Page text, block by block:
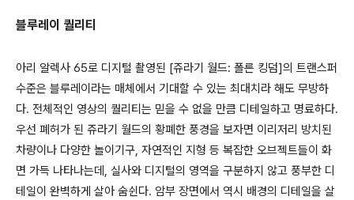
블루레이 퀄리티
아리 알렉사 65로 디지털 촬영된 [쥬라기 월드: 폴른 킹덤]의 트랜스퍼
수준은 블루레이라는 매체에서 기대할 수 있는 최대치라 해도 무방하
다. 전체적인 영상의 퀄리티는 믿을 수 없을 만큼 디테일하고 명료하다.
우선 폐허가 된 쥬라기 월드의 황폐한 풍경을 보자면 이리저리 방치된
차량이나 다양한 놀이기구, 자연적인 지형 등 복잡한 오브젝트들이 화
면 가득 나타나는데, 실사와 디지털의 영역을 구분하지 않고 풍부한 디
테일이 완벽하게 살아 숨쉰다. 암부 장면에서 역시 배경의 디테일을 살